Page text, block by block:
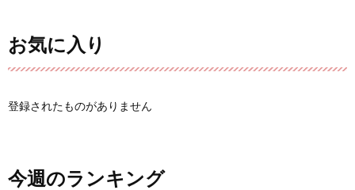
お気に入り
登録されたものがありません
今週のランキング